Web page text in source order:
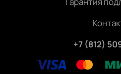
+7 (812)